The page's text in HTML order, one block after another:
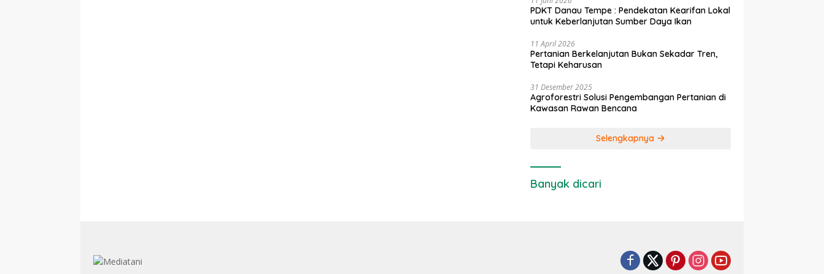
PDKT Danau Tempe : Pendekatan Kearifan Lokal
untuk Keberlanjutan Sumber Daya Ikan
11 April 2026
Pertanian Berkelanjutan Bukan Sekadar Tren,
Tetapi Keharusan
31 Desember 2025
Agroforestri Solusi Pengembangan Pertanian di
Kawasan Rawan Bencana
Selengkapnya
Banyak dicari